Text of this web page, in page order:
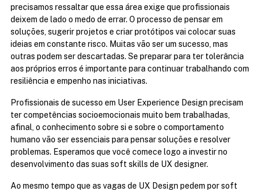
precisamos ressaltar que essa área exige que profissionais
deixem de lado o medo de errar. O processo de pensar em
soluções, sugerir projetos e criar protótipos vai colocar suas
ideias em constante risco. Muitas vão ser um sucesso, mas
outras podem ser descartadas. Se preparar para ter tolerância
aos próprios erros é importante para continuar trabalhando com
resiliência e empenho nas iniciativas.
Profissionais de sucesso em User Experience Design precisam
ter competências socioemocionais muito bem trabalhadas,
afinal, o conhecimento sobre si e sobre o comportamento
humano vão ser essenciais para pensar soluções e resolver
problemas. Esperamos que você comece logo a investir no
desenvolvimento das suas soft skills de UX designer.
Ao mesmo tempo que as vagas de UX Design pedem por soft